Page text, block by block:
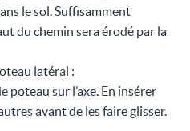
le sol. Suffisamment
du chemin sera érodé par la
latéral :
poteau sur l’axe. En insérer
avant de les faire glisser.